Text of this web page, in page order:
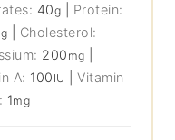
40g
Protein:
g
Cholesterol:
200 mg
A: 100 IU |Vitamin
1mg